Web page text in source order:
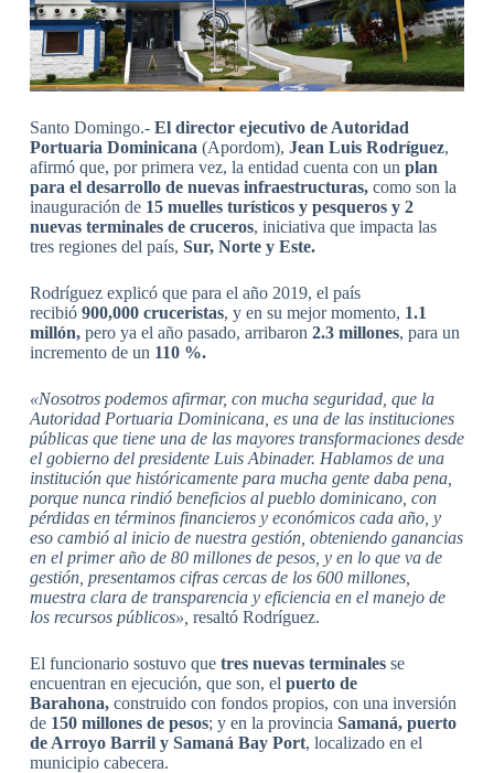
Santo Domingo.- El director ejecutivo de Autoridad
Portuaria Dominicana (Apordom), Jean Luis Rodríguez,
afirmó que, por primera vez, la entidad cuenta con un plan
para el desarrollo de nuevas infraestructuras,como son la
inauguración de 15 muelles turísticos y pesqueros y 2
nuevas terminales de cruceros, iniciativa que impacta las
tres regiones del país, Sur, Norte y Este.
Rodríguez explicó que para el año 2019, el país
recibió 900,000 cruceristas, y en su mejor momento, 1.1
millón,pero ya el año pasado, arribaron 2.3 millones, para un
incremento de un 110 %.
«Nosotros podemos afirmar, con mucha seguridad, que la
Autoridad Portuaria Dominicana, es una de las instituciones
públicas que tiene una de las mayores transformaciones desde
el gobierno del presidente Luis Abinader. Hablamos de una
institución que históricamente para mucha gente daba pena,
porque nunca rindió beneficios al pueblo dominicano, con
pérdidas en términos financieros y económicos cada año, y
eso cambió al inicio de nuestra gestión, obteniendo ganancias
en el primer año de 80 millones de pesos, y en lo que va de
gestión, presentamos cifras cercas de los 600 millones,
muestra clara de transparencia y eficiencia en el manejo de
los recursos públicos», resaltó Rodríguez.
El funcionario sostuvo que tres nuevas terminalesse
encuentran en ejecución, que son, el puerto de
Barahona, construido con fondos propios, con una inversión
de 150 millones de pesos; y en la provincia Samaná, puerto
de Arroyo Barril y Samaná Bay Port, localizado en el
municipio cabecera.